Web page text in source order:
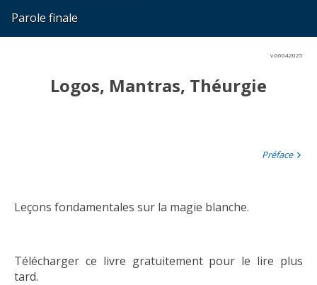
Parole finale
v.06042025
Logos, Mantras, Théurgie
Préface
Leçons fondamentales sur la magie blanche.
Télécharger ce livre gratuitement pour le lire plus
tard.